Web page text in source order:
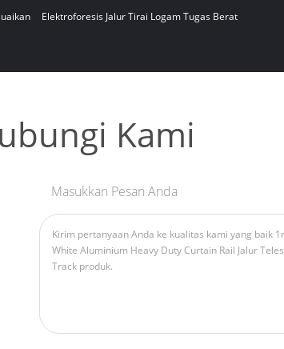
Elektroforesis Jalur Tirai Logam Tugas Berat
Kami
Masukkan Pesan Anda